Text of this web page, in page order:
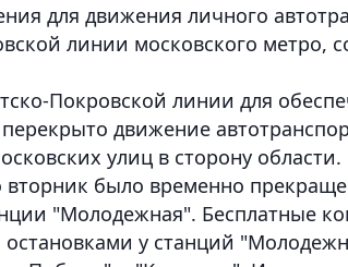
для движения личного
линии московского метро,
Покровской линии для
движение
улиц в сторону области.
вторник было временно
"Молодежная". Бесплатные
у станций